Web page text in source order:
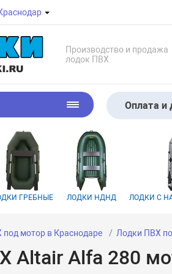
Производство и продажа
лодок ПВХ
Оплата и
ГРЕБНЫЕ ЛОДКИ НДНД ЛОДКИ С
мотор в Краснодаре Лодки ПВХ
Altair Alfa 280